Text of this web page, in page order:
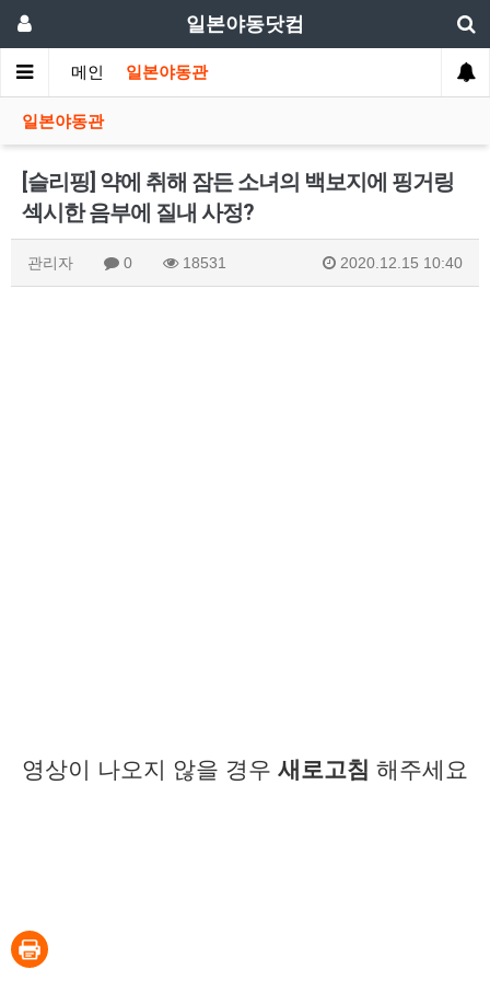
일본야동닷컴
메인 일본야동관
일본야동관
[슬리핑] 약에 취해 잠든 소녀의 백보지에 핑거링
섹시한 음부에 질내 사정?
관리자 0 18531 2020.12.15 10:40
영상이 나오지 않을 경우 새로고침 해주세요